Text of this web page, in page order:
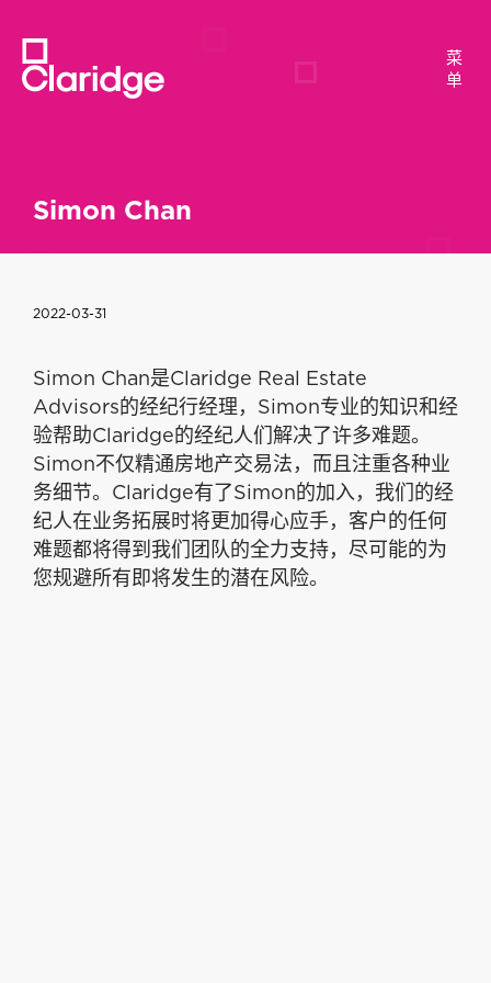
菜
单
菜
单
Simon Chan
2022-03-31
Simon Chan是Claridge Real Estate
Advisors的经纪行经理，Simon专业的知识和经
验帮助Claridge的经纪人们解决了许多难题。
Simon不仅精通房地产交易法，而且注重各种业
务细节。Claridge有了Simon的加入，我们的经
纪人在业务拓展时将更加得心应手，客户的任何
难题都将得到我们团队的全力支持，尽可能的为
您规避所有即将发生的潜在风险。